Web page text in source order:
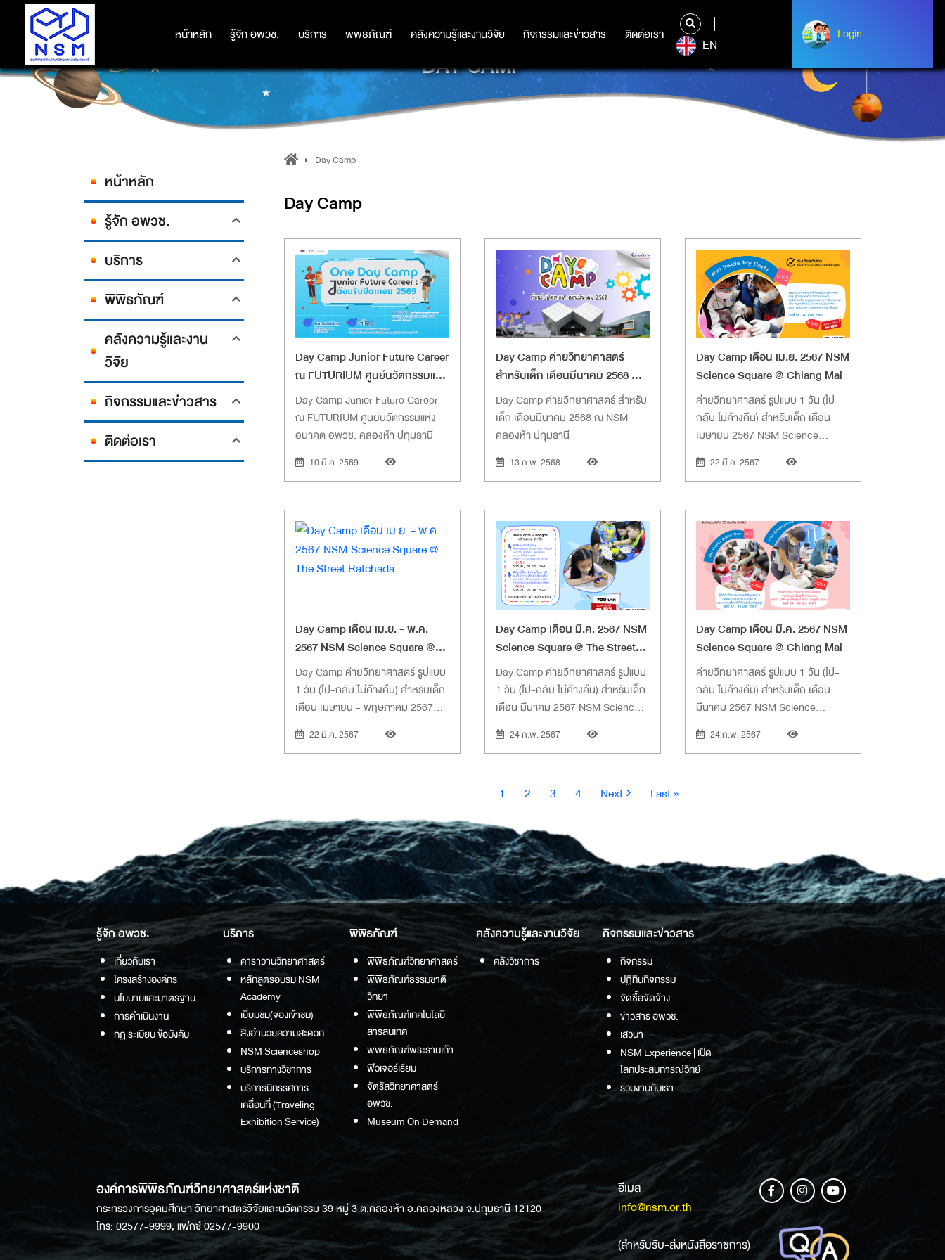
หน้าหลัก รู้จัก อพวช. บริการ พิพิธภัณฑ์ คลังความรู้และงานวิจัย กิจกรรมและข่าวสาร ติดต่อเรา
หน้าหลัก รู้จัก อพวช. บริการ พิพิธภัณฑ์ คลังความรู้และงานวิจัย กิจกรรมและข่าวสาร ติดต่อเรา
EN
Login
Albert Einstein
DAY CAMP
หน้าหลัก
รู้จัก อพวช.
บริการ
พิพิธภัณฑ์
คลังความรู้และงาน
วิจัย
กิจกรรมและข่าวสาร
ติดต่อเรา
Day Camp
Day Camp
Day Camp Junior Future Career
ณ FUTURIUM ศูนย์นวัตกรรมแห่ง
อนาคต อพวช. คลองห้า ปทุมธานี
Day Camp Junior Future Career
ณ FUTURIUM ศูนย์นวัตกรรมแห่ง
อนาคต อพวช. คลองห้า ปทุมธานี
10 มี.ค. 2569
Day Camp ค่ายวิทยาศาสตร์
สำหรับเด็ก เดือนมีนาคม 2568 ณ
NSM คลองห้า ปทุมธานี
Day Camp ค่ายวิทยาศาสตร์ สำหรับ
เด็ก เดือนมีนาคม 2568 ณ NSM
คลองห้า ปทุมธานี
13 ก.พ. 2568
Day Camp เดือน เม.ย. 2567 NSM
Science Square @ Chiang Mai
ค่ายวิทยาศาสตร์ รูปแบบ 1 วัน (ไป-
กลับ ไม่ค้างคืน) สำหรับเด็ก เดือน
เมษายน 2567 NSM Science
Square @ Chiang Mai
22 มี.ค. 2567
Day Camp เดือน เม.ย. - พ.ค.
2567 NSM Science Square @
The Street Ratchada
Day Camp ค่ายวิทยาศาสตร์ รูปแบบ
1 วัน (ไป-กลับ ไม่ค้างคืน) สำหรับเด็ก
เดือน เมษายน - พฤษภาคม 2567
NSM Science Square @ The
Street Ratchada
22 มี.ค. 2567
Day Camp เดือน มี.ค. 2567 NSM
Science Square @ The Street
Ratchada
Day Camp ค่ายวิทยาศาสตร์ รูปแบบ
1 วัน (ไป-กลับ ไม่ค้างคืน) สำหรับเด็ก
เดือน มีนาคม 2567 NSM Science
Square @ The Street Ratchada
24 ก.พ. 2567
Day Camp เดือน มี.ค. 2567 NSM
Science Square @ Chiang Mai
ค่ายวิทยาศาสตร์ รูปแบบ 1 วัน (ไป-
กลับ ไม่ค้างคืน) สำหรับเด็ก เดือน
มีนาคม 2567 NSM Science
Square @ Chiang Mai
24 ก.พ. 2567
Current
1 Page
2 Page
3 Page
4
Next
Next ›
Last
Last »
รู้จัก อพวช.
เกี่ยวกับเรา
โครงสร้างองค์กร
นโยบายและมาตรฐาน
การดำเนินงาน
กฏ ระเบียบ ข้อบังคับ
บริการ
คาราวานวิทยาศาสตร์
หลักสูตรอบรม NSM
Academy
เยี่ยมชม(จองเข้าชม)
สิ่งอำนวยความสะดวก
NSM Scienceshop
บริการทางวิชาการ
บริการนิทรรศการ
เคลื่อนที่ (Traveling
Exhibition Service)
พิพิธภัณฑ์
พิพิธภัณฑ์วิทยาศาสตร์
พิพิธภัณฑ์ธรรมชาติ
วิทยา
พิพิธภัณฑ์เทคโนโลยี
สารสนเทศ
พิพิธภัณฑ์พระรามเก้า
ฟิวเจอร์เรียม
จัตุรัสวิทยาศาสตร์
อพวช.
Museum On Demand
คลังความรู้และงานวิจัย
คลังวิชาการ
กิจกรรมและข่าวสาร
กิจกรรม
ปฏิทินกิจกรรม
จัดซื้อจัดจ้าง
ข่าวสาร อพวช.
เสวนา
NSM Experience | เปิด
โลกประสบการณ์วิทย์
ร่วมงานกับเรา
องค์การพิพิธภัณฑ์วิทยาศาสตร์แห่งชาติ
กระทรวงการอุดมศึกษา วิทยาศาสตร์วิจัยและนวัตกรรม 39 หมู่ 3 ต.คลองห้า อ.คลองหลวง จ.ปทุมธานี 12120
โทร: 02577-9999, แฟกซ์ 02577-9900
อีเมล
info@nsm.or.th
(สำหรับรับ-ส่งหนังสือราชการ)